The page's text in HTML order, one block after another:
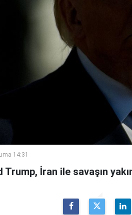
14:31
Trump, İran ile savaşın